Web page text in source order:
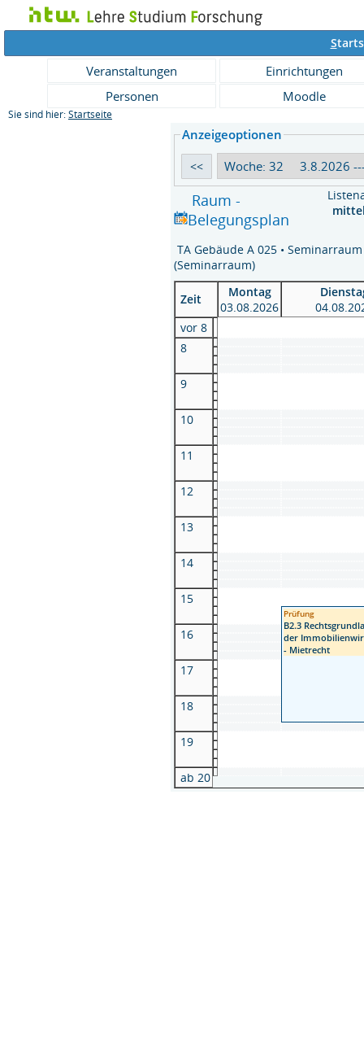
S
Veranstaltungen
Einrichtungen
Personen
Moodle
Sie sind hier: Startseite
Anzeigeoptionen
Raum -
Belegungsplan
TA Gebäude A 025 • Seminarraum
(Seminarraum)
Zeit
Montag
03.08.2026
vor 8
8
9
10
11
12
13
14
15
Prüfung
B2.3
der
- Mietrecht
16
17
18
19
ab 20